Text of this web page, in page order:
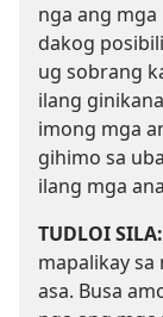
nga ang
dakog
ug sobrang
ilang
imong mga
gihimo sa
ilang mga
TUDLOI SILA:
mapalikay sa
asa. Busa